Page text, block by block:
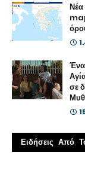
Ένα
σε
Ειδήσεις Από